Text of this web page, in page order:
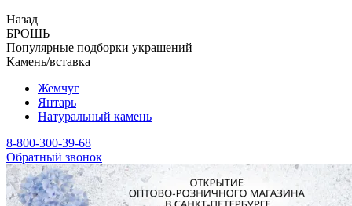
Назад
БРОШЬ
Популярные подборки украшений
Камень/вставка
Жемчуг
Янтарь
Натуральный камень
8-800-300-39-68
Обратный звонок